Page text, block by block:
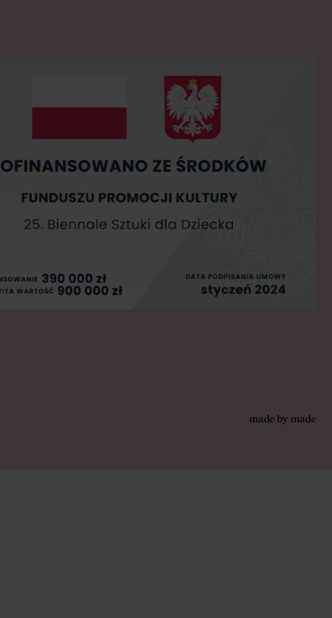
made by made